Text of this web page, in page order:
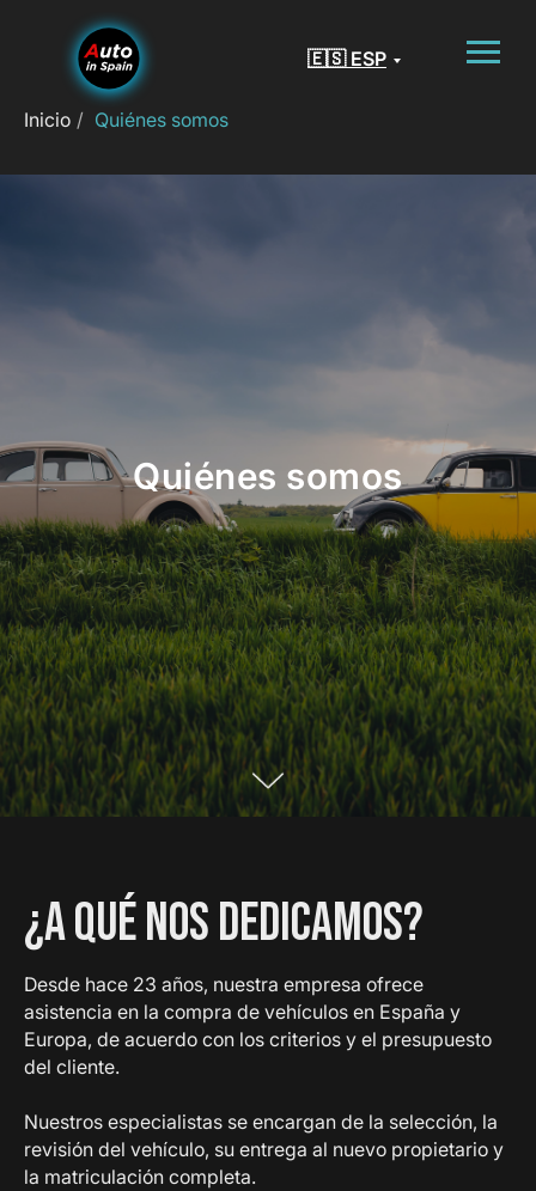
🇪🇸 ESP
Inicio / Quiénes somos
Quiénes somos
¿A QUÉ NOS DEDICAMOS?
Desde hace 23 años, nuestra empresa ofrece
asistencia en la compra de vehículos en España y
Europa, de acuerdo con los criterios y el presupuesto
del cliente.
Nuestros especialistas se encargan de la selección, la
revisión del vehículo, su entrega al nuevo propietario y
la matriculación completa.